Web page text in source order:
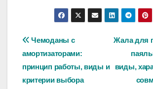
Навигация
по
записям
Жала для
виды,
Чемоданы с
амортизаторами:
принцип работы, виды и
критерии выбора